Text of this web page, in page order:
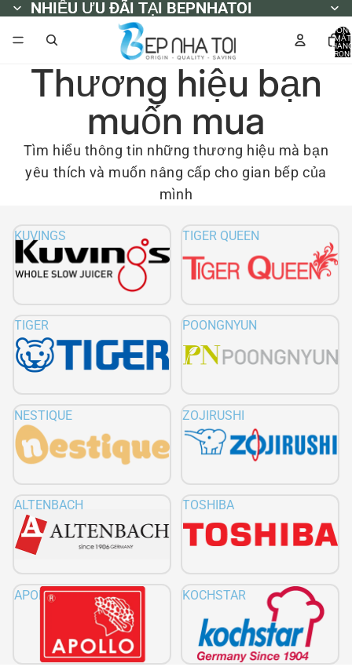
NHIỀU ƯU ĐÃI TẠI BEPNHATOI
NHIỀU ƯU ĐÃI TẠI BEPNHATOI
MẶT
Thương hiệu bạn
muốn mua
Tìm hiểu thông tin những thương hiệu mà bạn
yêu thích và muốn nâng cấp cho gian bếp của
mình
KUVINGS TIGER QUEEN
TIGER POONGNYUN
NESTIQUE ZOJIRUSHI
ALTENBACH TOSHIBA
APOLLO KOCHSTAR